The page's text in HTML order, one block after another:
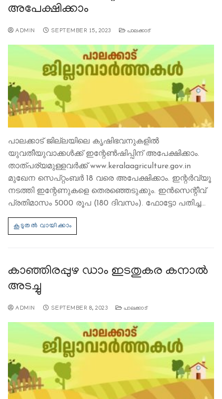
അപേക്ഷിക്കാം
ADMIN SEPTEMBER 15, 2023 പാലക്കാട്
പാലക്കാട് ജില്ലയിലെ കൃഷിഭവനുകളില്‍
യുവതീയുവാക്കള്‍ക്ക് ഇന്റേണ്‍ഷിപ്പിന് അപേക്ഷിക്കാം.
താത്പര്യമുള്ളവര്‍ക്ക് www.keralaagriculture.gov.in
മുഖേന സെപ്റ്റംബര്‍ 18 വരെ അപേക്ഷിക്കാം. ഇന്റര്‍വ്യൂ
നടത്തി ഇന്റേണുകളെ തെരഞ്ഞെടുക്കും. ഇന്‍സെന്റീവ്
പ്രതിമാസം 5000 രൂപ (180 ദിവസം). ഫോട്ടോ പതിച്ച…
കാഞ്ഞിരപ്പുഴ ഡാം ഇടതുകര കനാല്‍
അടച്ചു
ADMIN SEPTEMBER 8, 2023 പാലക്കാട്